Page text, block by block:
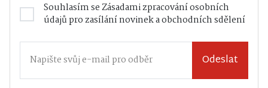
Souhlasím seZásadami zpracování osobních
údajůpro zasílání novinek a obchodních sdělení
Odeslat